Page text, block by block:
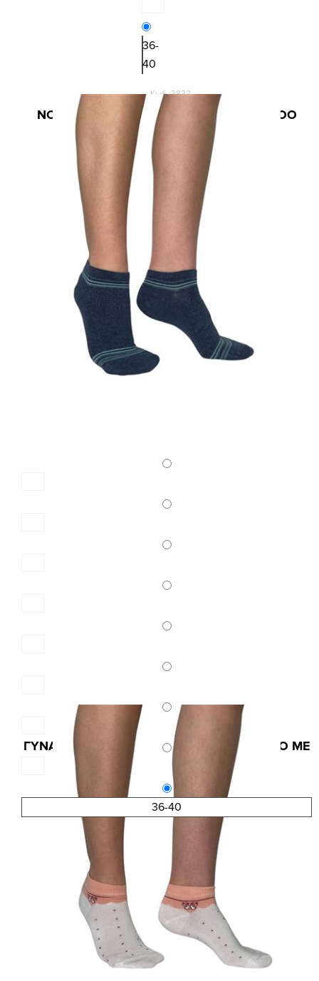
36-
40
Κωδ.:3832
ΝΟΝΟΧΡΩΜΗ ΓΥΝΑΙΚΕΙΑ ΚΟΦΤΗ BAMBOO
ΚΑΛΤΣΑ INIZIO ΜΕ ΦΛΟΡΑΛ ΣΧΕΔΙΟ
5,20 €
36-40
Κωδ.:3831
ΓΥΝΑΙΚΕΙΑ ΚΟΦΤΗ BAMBOO ΚΑΛΤΣΑ INIZIO ME
ΣΧΕΔΙΟ ΠΕΤΑΛΟΥΔΕΣ
5,20 € 3,90 €